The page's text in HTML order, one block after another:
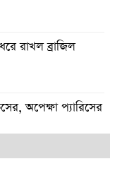
রাখল ব্রাজিল
অপেক্ষা প্যারিসের